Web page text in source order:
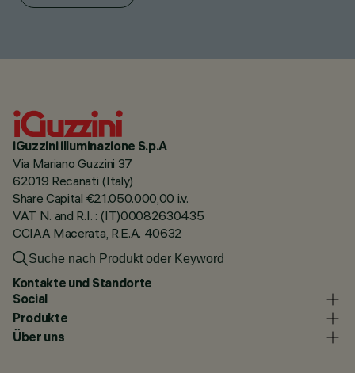
iGuzzini illuminazione S.p.A
Via Mariano Guzzini 37
62019 Recanati (Italy)
Share Capital €21.050.000,00 i.v.
VAT N. and R.I. : (IT)00082630435
CCIAA Macerata, R.E.A. 40632
Kontakte und Standorte
Social
Produkte
Über uns